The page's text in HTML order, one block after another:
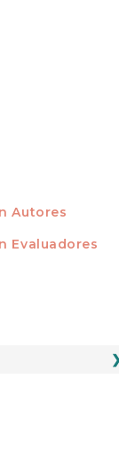
Autores
Evaluadores